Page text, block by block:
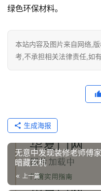
绿色环保材料。
本站内容及图片来自网络,
考,不承担相关法律责任,如
生成海报
无意中发现装修老师傅
暗藏玄机
上一篇